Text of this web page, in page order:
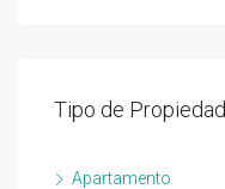
Tipo de Propiedad
Apartamento